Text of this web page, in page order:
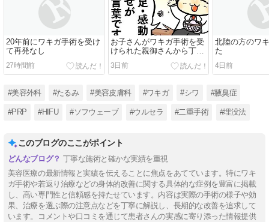
20年前にワキガ手術を受け
て再発なし
27時間前
お子さんがワキガ手術を受
けられた親御さんから丁寧
なメールをいただきました
3日前
北陸の方のワ
た
4日前
#美容外科 #たるみ #美容皮膚科 #ワキガ #シワ #腋臭症
#PRP #HIFU #ソフウェーブ #ウルセラ #二重手術 #埋没法
このブログのここがポイント
丁寧な施術と確かな実績を重視
美容医療の最新情報と実績を伝えることに焦点をあてています。特にワキ
ガ手術や若返り治療などの身体的改善に関する具体的な症例を豊富に掲載
し、高い専門性と信頼感を持たせています。内容は実際の手術の様子や効
果、治療を選ぶ際の注意点などを丁寧に解説し、長期的な改善を追求して
います。コメントや口コミを通じて患者さんの実感に寄り添った情報提供